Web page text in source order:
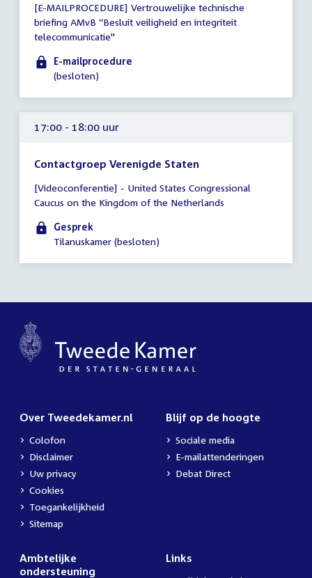
vergadering
tot
16:00
uur
[E-MAILPROCEDURE] Vertrouwelijke technische
briefing AMvB “Besluit veiligheid en integriteit
telecommunicatie"
E-mailprocedure
(besloten)
17:00 - 18:00 uur
Contactgroep Verenigde Staten
vergadering
17:00
18:00
[Videoconferentie] - United States Congressional
Caucus on the Kingdom of the Netherlands
Gesprek
Tilanuskamer (besloten)
Over Tweedekamer.nl
Colofon
Disclaimer
Uw privacy
Cookies
Toegankelijkheid
Sitemap
Blijf op de hoogte
Sociale media
E-mailattenderingen
Debat Direct
Ambtelijke
ondersteuning
Links